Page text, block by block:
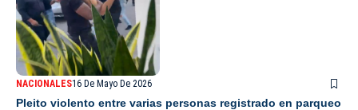
NACIONALES16 De Mayo De 2026
Pleito violento entre varias personas registrado en parqueo